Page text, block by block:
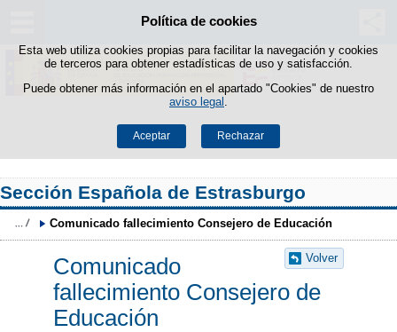
Política de cookies
Esta web utiliza cookies propias para facilitar la navegación y cookies
de terceros para obtener estadísticas de uso y satisfacción.
Puede obtener más información en el apartado "Cookies" de nuestro
aviso legal
Aceptar Rechazar
Saltar al contenido
Sección Española de Estrasburgo
Comunicado fallecimiento Consejero de Educación
Volver
Comunicado
fallecimiento Consejero de
Educación